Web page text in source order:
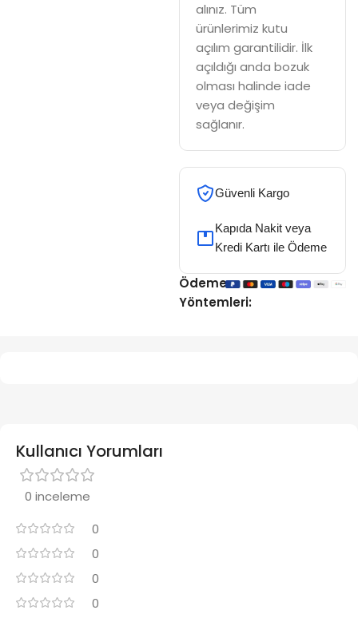
alınız. Tüm
ürünlerimiz kutu
açılım garantilidir. İlk
açıldığı anda bozuk
olması halinde iade
veya değişim
sağlanır.
Güvenli Kargo
Kapıda Nakit veya
Kredi Kartı ile Ödeme
Ödeme
Yöntemleri:
Kullanıcı Yorumları
0 inceleme
0
0
0
0